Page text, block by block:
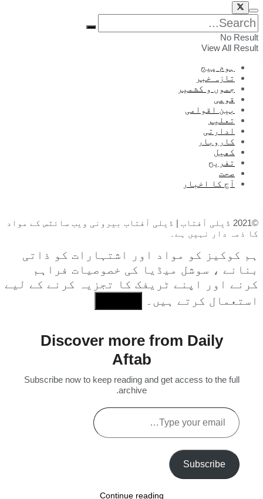
No Result
View All Result
ہوم پیج
تازہ خبر
جموں و کشمیر
قومی
بین اقوامی
تعلیم
ادارتی
کاروبار
کھیل
تفریح
صحت
آج کا اخبار
©2021 ڈیلی آفتاب | ڈیلی آفتاب بیرونی ویب سائٹس کے مواد
کا ذمہ دار نہیں ہے۔
ہم کوکیز کو مواد اور اشتہارات کو ذاتی
بنانے ، سوشل میڈیا کی خصوصیات فراہم
کرنے اور اپنے ٹریفک کا تجزیہ کرنے کے لیے
استعمال کرتے ہیں۔
Discover more from Daily
Aftab
Subscribe now to keep reading and get access to the full
archive.
Type
your
Subscribe
Continue reading